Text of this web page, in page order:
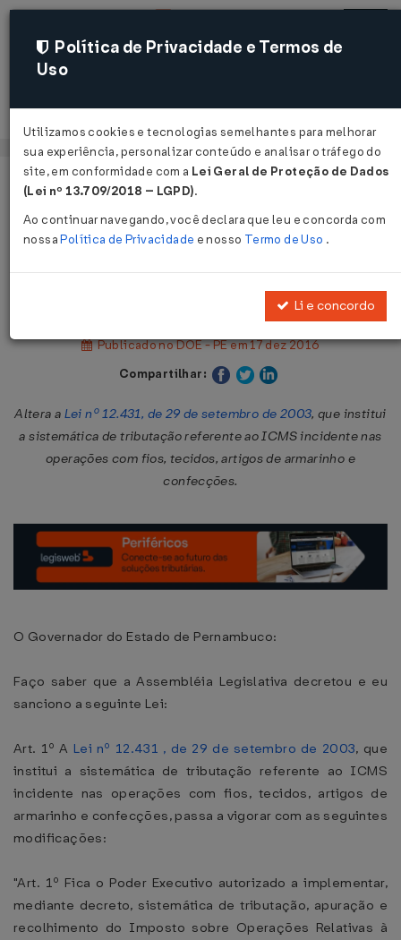
Acessar
Página Inicial
Legislações
Lei Nº 15945 DE 16/12/2016
Publicado no DOE - PE em 17 dez 2016
Compartilhar:
Altera a Lei nº 12.431, de 29 de setembro de 2003, que institui
a sistemática de tributação referente ao ICMS incidente nas
operações com fios, tecidos, artigos de armarinho e
confecções.
O Governador do Estado de Pernambuco:
Faço saber que a Assembléia Legislativa decretou e eu
sanciono a seguinte Lei:
Art. 1º A Lei nº 12.431 , de 29 de setembro de 2003, que
institui a sistemática de tributação referente ao ICMS
incidente nas operações com fios, tecidos, artigos de
armarinho e confecções, passa a vigorar com as seguintes
modificações:
"Art. 1º Fica o Poder Executivo autorizado a implementar,
mediante decreto, sistemática de tributação, apuração e
recolhimento do Imposto sobre Operações Relativas à
Política de Privacidade e Termos de
Uso
Utilizamos cookies e tecnologias semelhantes para melhorar
sua experiência, personalizar conteúdo e analisar o tráfego do
site, em conformidade com a Lei Geral de Proteção de Dados
(Lei nº 13.709/2018 – LGPD).
Ao continuar navegando, você declara que leu e concorda com
nossaPolítica de Privacidade e nosso Termo de Uso .
Li e concordo